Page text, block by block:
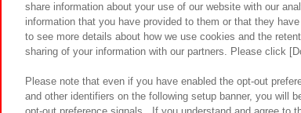
share information about your use of our website with our
information that you have provided to them or that they
to see more details about how we use cookies and the
sharing of your information with our partners. Please click
Please note that even if you have enabled the opt-out
and other identifiers on the following setup banner, you will